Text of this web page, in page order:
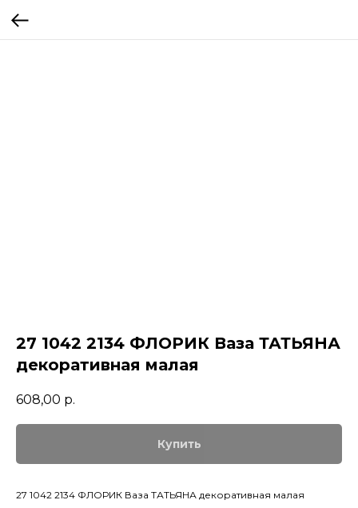
27 1042 2134 ФЛОРИК Ваза ТАТЬЯНА
декоративная малая
608,00 р.
Купить
27 1042 2134 ФЛОРИК Ваза ТАТЬЯНА декоративная малая